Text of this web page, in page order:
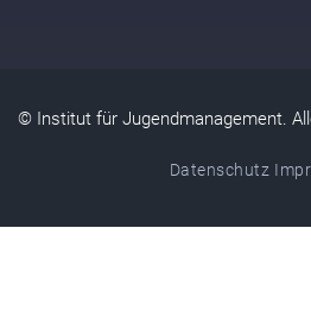
© Institut für Jugendmanagement.
Datenschutz